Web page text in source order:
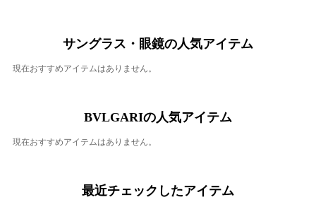
サングラス・眼鏡の人気アイテム
現在おすすめアイテムはありません。
BVLGARIの人気アイテム
現在おすすめアイテムはありません。
最近チェックしたアイテム